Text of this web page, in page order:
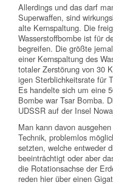
Allerdings und das darf
Superwaffen, sind
alte Kernspaltung. Die
Wasserstoffbombe ist für
begreifen. Die größte
einer Kernspaltung des
totaler Zerstörung von 30
igen Sterblichkeitsrate für
Es handelte sich um eine
Bombe war Tsar Bomba.
UDSSR auf der Insel
Man kann davon
Technik, problemlos
setzten, welche entweder
beeinträchtigt oder aber
die Rotationsachse der
reden hier über einen